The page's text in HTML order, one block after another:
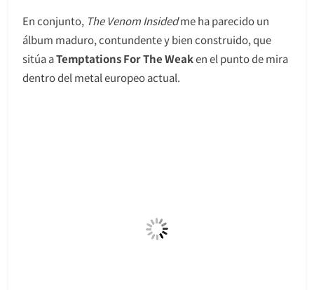
En conjunto, The Venom Insidedme ha parecido un
álbum maduro, contundente y bien construido, que
sitúa aTemptations For The Weaken el punto de mira
dentro del metal europeo actual.